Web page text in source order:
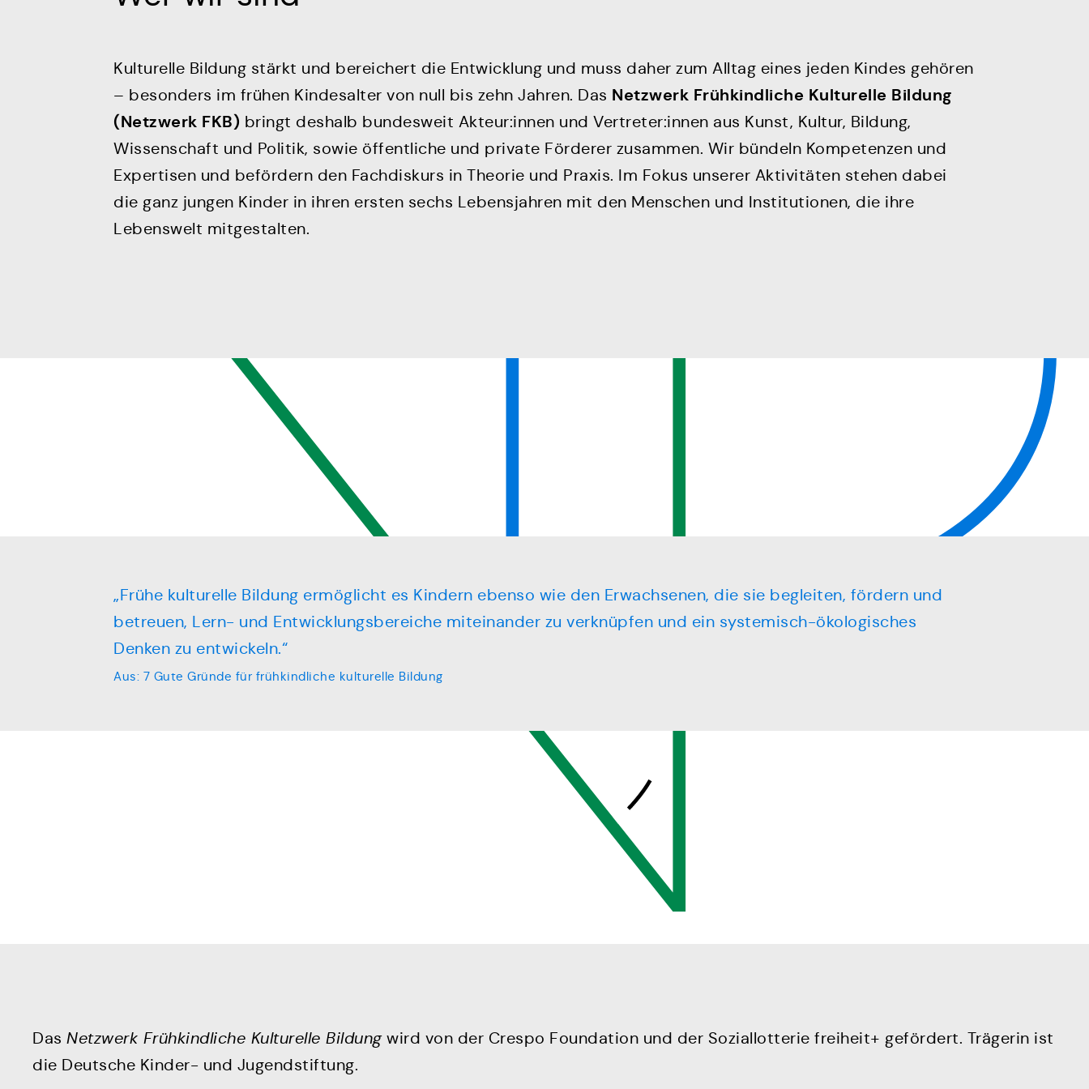
Kulturelle Bildung stärkt und bereichert die Entwicklung und muss daher zum Alltag eines jeden Kindes gehören
– besonders im frühen Kindesalter von null bis zehn Jahren. Das Netzwerk Frühkindliche Kulturelle Bildung
(Netzwerk FKB) bringt deshalb bundesweit Akteur:innen und Vertreter:innen aus Kunst, Kultur, Bildung,
Wissenschaft und Politik, sowie öffentliche und private Förderer zusammen. Wir bündeln Kompetenzen und
Expertisen und befördern den Fachdiskurs in Theorie und Praxis. Im Fokus unserer Aktivitäten stehen dabei
die ganz jungen Kinder in ihren ersten sechs Lebensjahren mit den Menschen und Institutionen, die ihre
Lebenswelt mitgestalten.
„Frühe kulturelle Bildung ermöglicht es Kindern ebenso wie den Erwachsenen, die sie begleiten, fördern und
betreuen, Lern- und Entwicklungsbereiche miteinander zu verknüpfen und ein systemisch-ökologisches
Denken zu entwickeln.“
Aus: 7 Gute Gründe für frühkindliche kulturelle Bildung
Das Netzwerk Frühkindliche Kulturelle Bildungwird von der Crespo Foundation und der Soziallotterie freiheit+ gefördert. Trägerin ist
die Deutsche Kinder- und Jugendstiftung.